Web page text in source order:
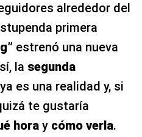
alrededor del
primera
estrenó una nueva
la segunda
es una realidad y, si
te gustaría
hora y cómo verla.